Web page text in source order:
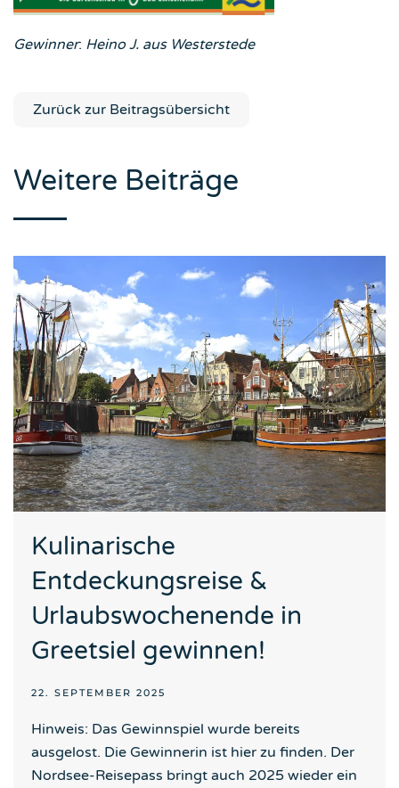
Gewinner: Heino J. aus Westerstede
Zurück zur Beitragsübersicht
Weitere Beiträge
Kulinarische
Entdeckungsreise &
Urlaubswochenende in
Greetsiel gewinnen!
22. SEPTEMBER 2025
Hinweis: Das Gewinnspiel wurde bereits
ausgelost. Die Gewinnerin ist hier zu finden. Der
Nordsee-Reisepass bringt auch 2025 wieder ein